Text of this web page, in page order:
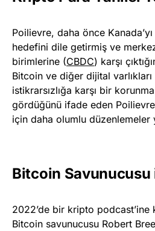
Poilievre, daha önce
hedefini dile getirmiş ve
birimlerine (CBDC) karşı
Bitcoin ve diğer dijital
istikrarsızlığa karşı bir
gördüğünü ifade eden
için daha olumlu düzenlemeler
Bitcoin Savunucusu
2022’de bir kripto podcast’ine
Bitcoin savunucusu Robert